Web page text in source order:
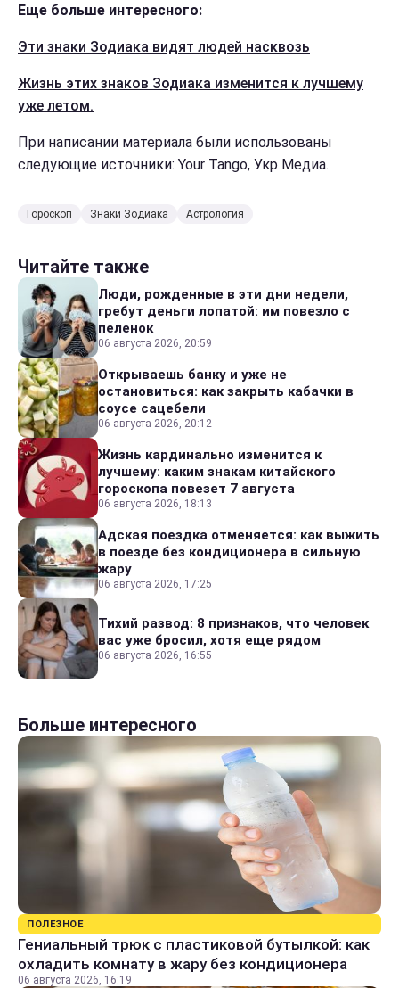
Еще больше интересного:
Эти знаки Зодиака видят людей насквозь
Жизнь этих знаков Зодиака изменится к лучшему
уже летом.
При написании материала были использованы
следующие источники: Your Tango, Укр Медиа.
Гороскоп Знаки Зодиака Астрология
Читайте также
Люди, рожденные в эти дни недели,
гребут деньги лопатой: им повезло с
пеленок
06 августа 2026, 20:59
Открываешь банку и уже не
остановиться: как закрыть кабачки в
соусе сацебели
06 августа 2026, 20:12
Жизнь кардинально изменится к
лучшему: каким знакам китайского
гороскопа повезет 7 августа
06 августа 2026, 18:13
Адская поездка отменяется: как выжить
в поезде без кондиционера в сильную
жару
06 августа 2026, 17:25
Тихий развод: 8 признаков, что человек
вас уже бросил, хотя еще рядом
06 августа 2026, 16:55
Больше интересного
ПОЛЕЗНОЕ
Гениальный трюк с пластиковой бутылкой: как
охладить комнату в жару без кондиционера
06 августа 2026, 16:19